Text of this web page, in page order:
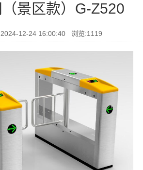
景区款）G-Z520
2024-12-24 16:00:40 浏览:1119